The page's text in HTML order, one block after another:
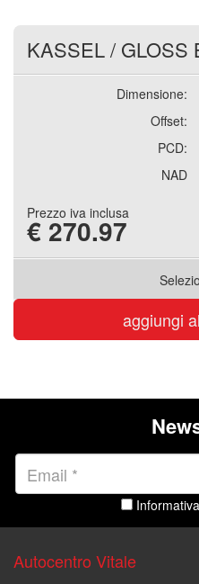
KASSEL/ GLOSS
Dimensione:
Offset:
PCD:
NAD
Prezzo iva inclusa
€ 270.97
aggiungi
Autocentro Vitale